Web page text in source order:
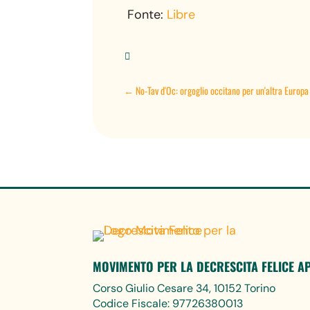
Fonte: Libre

←No-Tav d'Oc: orgoglio occitano per un'altra Europa
MOVIMENTO PER LA DECRESCITA FELICE
Corso Giulio Cesare 34, 10152 Torino
Codice Fiscale: 97726380013